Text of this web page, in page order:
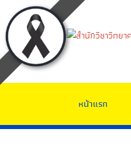
หน้าแรก